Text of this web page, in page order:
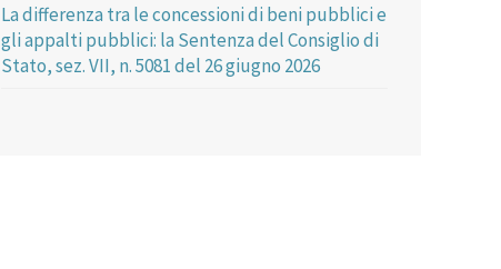
La differenza tra le concessioni di beni pubblici e
gli appalti pubblici: la Sentenza del Consiglio di
Stato, sez. VII, n. 5081 del 26 giugno 2026